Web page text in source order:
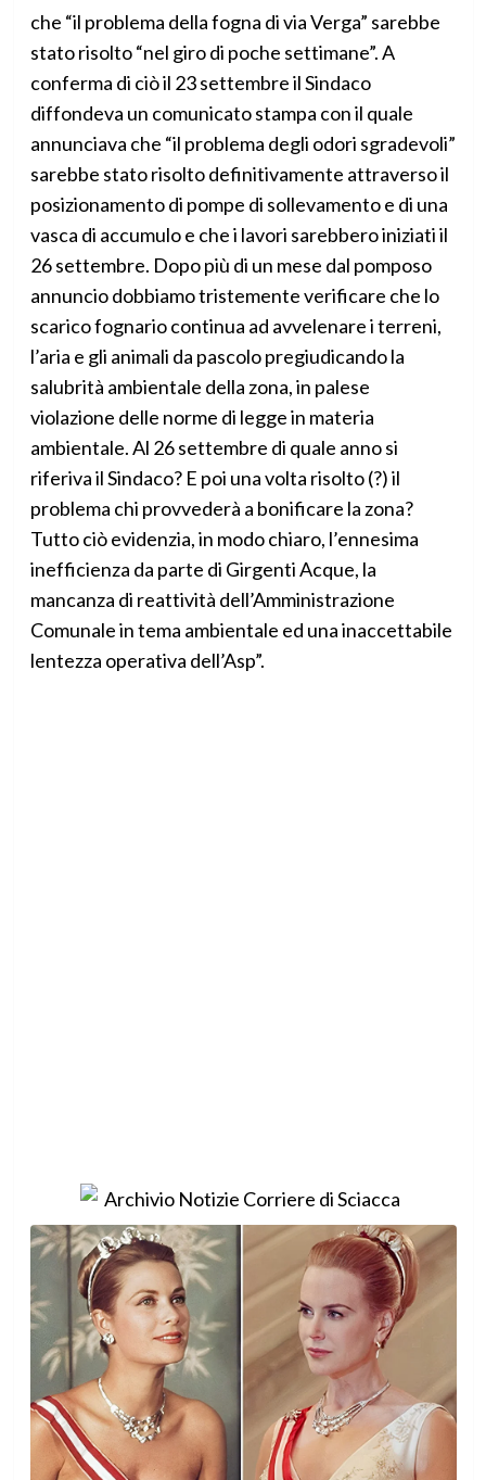
che “il problema della fogna di via Verga” sarebbe
stato risolto “nel giro di poche settimane”. A
conferma di ciò il 23 settembre il Sindaco
diffondeva un comunicato stampa con il quale
annunciava che “il problema degli odori sgradevoli”
sarebbe stato risolto definitivamente attraverso il
posizionamento di pompe di sollevamento e di una
vasca di accumulo e che i lavori sarebbero iniziati il
26 settembre. Dopo più di un mese dal pomposo
annuncio dobbiamo tristemente verificare che lo
scarico fognario continua ad avvelenare i terreni,
l’aria e gli animali da pascolo pregiudicando la
salubrità ambientale della zona, in palese
violazione delle norme di legge in materia
ambientale. Al 26 settembre di quale anno si
riferiva il Sindaco? E poi una volta risolto (?) il
problema chi provvederà a bonificare la zona?
Tutto ciò evidenzia, in modo chiaro, l’ennesima
inefficienza da parte di Girgenti Acque, la
mancanza di reattività dell’Amministrazione
Comunale in tema ambientale ed una inaccettabile
lentezza operativa dell’Asp”.